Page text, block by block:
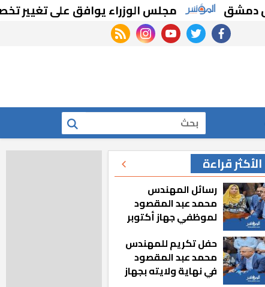
مجلس الوزراء يوافق على تغيير تخصيص قطع
facebook
twitter
youtube
instagram
rss feed
بحث
الأكثر قراءة
رسائل المهندس
محمد عبد المقصود
لموظفي جهاز أكتوبر
مشيت والمدينة
رجعت للخلف»
حفل تكريم للمهندس
محمد عبد المقصود
في نهاية ولايته بجهاز